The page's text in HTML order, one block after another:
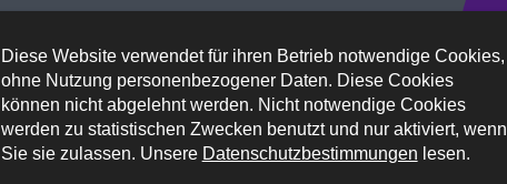
Diese Website verwendet für ihren Betrieb notwendige Cookies,
ohne Nutzung personenbezogener Daten. Diese Cookies
können nicht abgelehnt werden. Nicht notwendige Cookies
werden zu statistischen Zwecken benutzt und nur aktiviert, wenn
Sie sie zulassen. Unsere Datenschutzbestimmungen lesen.
Impressum Barrierefreiheit Rechtliche Aspekte Datenschutz